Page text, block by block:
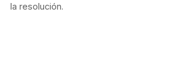
la resolución.